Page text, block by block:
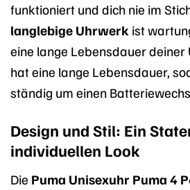
funktioniert und dich nie im
langlebige Uhrwerk ist
eine lange Lebensdauer deiner
hat eine lange Lebensdauer,
ständig um einen
Design und Stil: Ein
individuellen Look
Die Puma Unisexuhr Puma 4